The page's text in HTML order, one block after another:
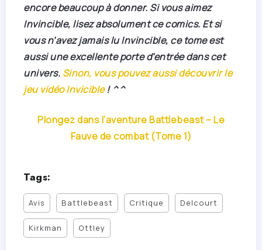
encore beaucoup à donner. Si vous aimez
Invincible, lisez absolument ce comics. Et si
vous n’avez jamais lu Invincible, ce tome est
aussi une excellente porte d’entrée dans cet
univers. Sinon, vous pouvez aussi découvrir le
jeu vidéo Invicible! ^^
Plongez dans l’aventure Battlebeast – Le
Fauve de combat (Tome 1)
Tags:
Avis Battlebeast Critique Delcourt
Kirkman Ottley